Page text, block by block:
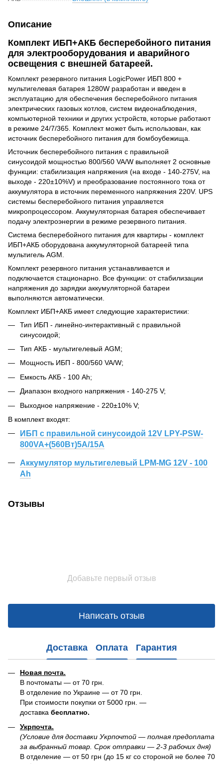
Описание
Комплект ИБП+АКБ бесперебойного питания
для электрооборудования и аварийного
освещения с внешней батареей.
Комплект резервного питания LogicPower ИБП 800 +
мультигелевая батарея 1280W разработан и введен в
эксплуатацию для обеспечения бесперебойного питания
электрических газовых котлов, систем видеонаблюдения,
компьютерной техники и других устройств, которые работают
в режиме 24/7/365. Комплект может быть использован, как
источник бесперебойного питания для бомбоубежища.
Источник бесперебойного питания с правильной
синусоидой мощностью 800/560 VA/W выполняет 2 основные
функции: стабилизация напряжения (на входе - 140-275V, на
выходе - 220±10%V) и преобразование постоянного тока от
аккумулятора в источник переменного напряжения 220V. UPS
системы бесперебойного питания управляется
микропроцессором. Аккумуляторная батарея обеспечивает
подачу электроэнергии в режиме резервного питания.
Система бесперебойного питания для квартиры - комплект
ИБП+АКБ оборудована аккумуляторной батареей типа
мультигель AGM.
Комплект резервного питания устанавливается и
подключается стационарно. Все функции: от стабилизации
напряжения до зарядки аккумуляторной батареи
выполняются автоматически.
Комплект ИБП+АКБ имеет следующие характеристики:
Тип ИБП - линейно-интерактивный с правильной
синусоидой;
Тип АКБ - мультигелевый AGM;
Мощность ИБП - 800/560 VA/W;
Емкость АКБ - 100 Ah;
Диапазон входного напряжения - 140-275 V;
Выходное напряжение - 220±10% V;
В комплект входят:
ИБП с правильной синусоидой 12V LPY-PSW-
800VA+(560Вт)5A/15A
Аккумулятор мультигелевый LPM-MG 12V - 100
Ah
Отзывы
Добавьте первый отзыв
Написать отзыв
Доставка Оплата Гарантия
Новая почта.
В почтоматы — от 70 грн.
В отделение по Украине — от 70 грн.
При стоимости покупки от 5000 грн. —
доставка бесплатно.
Укрпочта.
(Условие для доставки Укрпочтой — полная предоплата
за выбранный товар. Срок отправки — 2-3 рабочих дня)
В отделение — от 50 грн (до 15 кг со стороной не более 70